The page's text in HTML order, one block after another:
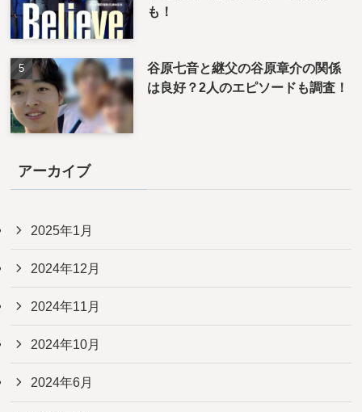
も！
谷原七音と継父の谷原章介の関係
は良好？2人のエピソードも調査！
アーカイブ
2025年1月
2024年12月
2024年11月
2024年10月
2024年6月